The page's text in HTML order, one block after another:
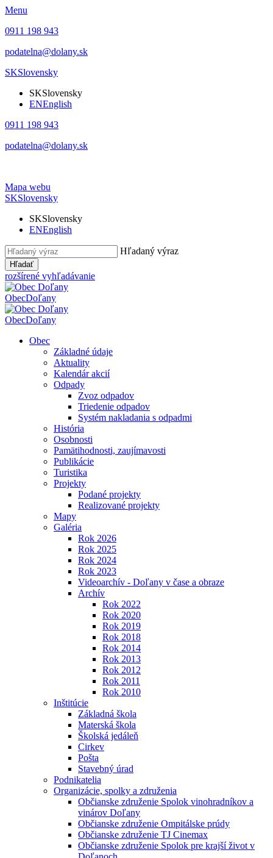
Menu
0911 198 943
podatelna@dolany.sk
SKSlovensky
SKSlovensky
ENEnglish
0911 198 943
podatelna@dolany.sk
Mapa webu
SKSlovensky
SKSlovensky
ENEnglish
Hľadaný výraz
Hľadať
rozšírené vyhľadávanie
ObecDoľany
ObecDoľany
Obec
Základné údaje
Aktuality
Kalendár akcií
Odpady
Zvoz odpadov
Triedenie odpadov
Systém nakladania s odpadmi
História
Osobnosti
Pamätihodnosti, zaujímavosti
Publikácie
Turistika
Projekty
Podané projekty
Realizované projekty
Mapy
Galéria
Rok 2026
Rok 2025
Rok 2024
Rok 2023
Videoarchív - Doľany v čase a obraze
Archív
Rok 2022
Rok 2020
Rok 2019
Rok 2018
Rok 2014
Rok 2013
Rok 2012
Rok 2011
Rok 2010
Inštitúcie
Základná škola
Materská škola
Školská jedáleň
Cirkev
Pošta
Stavebný úrad
Podnikatelia
Organizácie, spolky a združenia
Občianske združenie Spolok vinohradníkov a
vinárov Doľany
Občianske združenie Ompitálske prúdy
Občianske združenie TJ Cinemax
Občianske združenie Spolok pre krajší život v